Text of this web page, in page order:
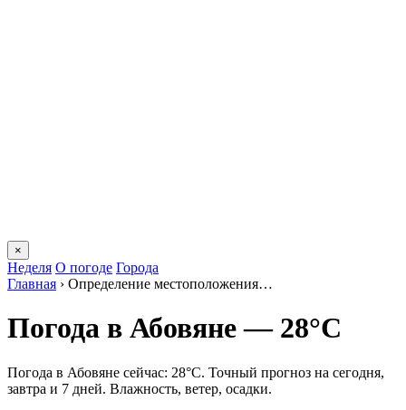
×
Неделя О погоде Города
Главная › Определение местоположения…
Погода в Абовяне — 28°C
Погода в Абовяне сейчас: 28°C. Точный прогноз на сегодня,
завтра и 7 дней. Влажность, ветер, осадки.